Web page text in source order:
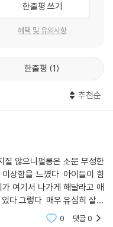
계임을
먹고사는 데 부족함 없이
가는 석탄 상인 ‘빌 펄롱’의
쇠락하는 중이다. 실업수당
다. 펄롱은 이 스산한 풍경
나 어느 친절한 어른의 후원
‘운’이 좋았음을 민감하게 자
업이 있고, 딸들을 좋은 학교
어떤 일들을 처리해야 할지
한줄평 쓰기
혜택 및 유의사항
한줄평 1
추천순
않으니펄롱은 소문 무성한
상함을 느꼈다. 아이들이 힘
여기서 나가게 해달라고 애
다.그렇다. 매우 유심히 살펴
아일랜드까지 가지 않아도,
0 댓글0